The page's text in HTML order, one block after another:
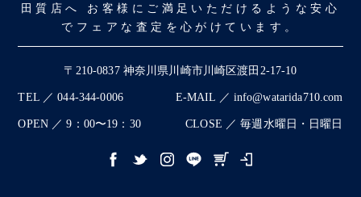
田質店へ お客様にご満足いただけるような安心
でフェアな査定を心がけています。
〒210-0837 神奈川県川崎市川崎区渡田2-17-10
TEL ／ 044-344-0006 E-MAIL ／ info@watarida710.com
OPEN ／ 9：00〜19：30 CLOSE ／ 毎週水曜日・日曜日